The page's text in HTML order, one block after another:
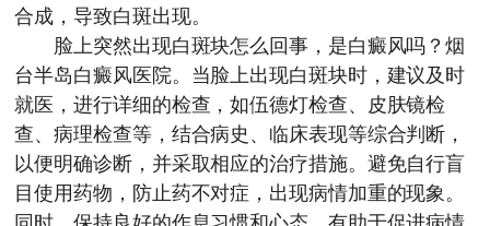
合成，导致白斑出现。
脸上突然出现白斑块怎么回事，是白癜风吗？烟
台半岛白癜风医院。当脸上出现白斑块时，建议及时
就医，进行详细的检查，如伍德灯检查、皮肤镜检
查、病理检查等，结合病史、临床表现等综合判断，
以便明确诊断，并采取相应的治疗措施。避免自行盲
目使用药物，防止药不对症，出现病情加重的现象。